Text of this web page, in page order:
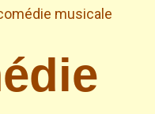
musicale